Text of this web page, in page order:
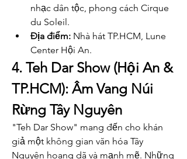
nhạc dân tộc, phong cách Cirque
du Soleil.
Địa điểm: Nhà hát TP.HCM, Lune
Center Hội An.
4. Teh Dar Show (Hội An &
TP.HCM): Âm Vang Núi
Rừng Tây Nguyên
"Teh Dar Show" mang đến cho khán
giả một không gian văn hóa Tây
Nguyên hoang dã và mạnh mẽ. Những